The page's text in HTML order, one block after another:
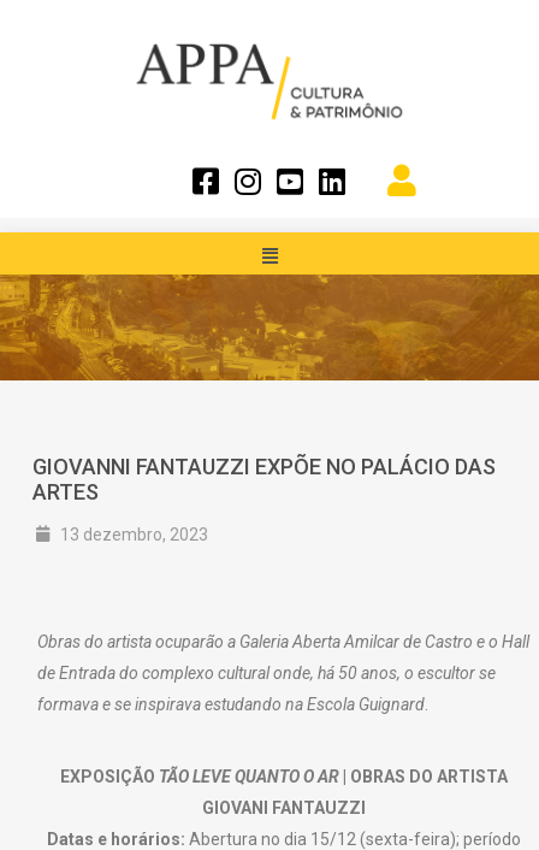
GIOVANNI FANTAUZZI EXPÕE NO PALÁCIO DAS
ARTES
13 dezembro, 2023
Obras do artista ocuparão a Galeria Aberta Amilcar de Castro e o Hall
de Entrada do complexo cultural onde, há 50 anos, o escultor se
formava e se inspirava estudando na Escola Guignard
EXPOSIÇÃO TÃO LEVE QUANTO O AR
| OBRAS DO ARTISTA
GIOVANI FANTAUZZI
Datas e horários: Abertura no dia 15/12 (sexta-feira); período